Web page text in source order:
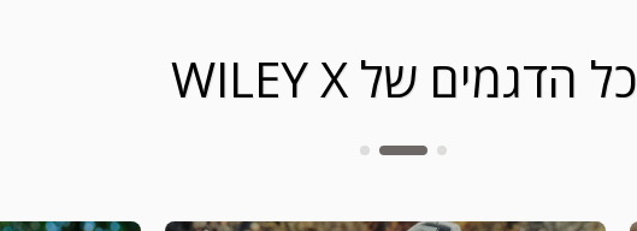
כל הדגמים של WILEY X